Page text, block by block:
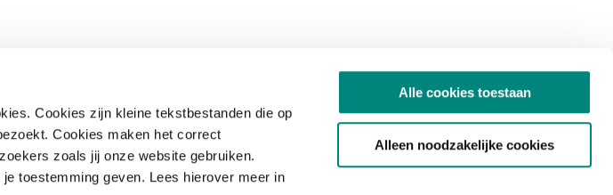
Cookies zijn kleine tekstbestanden die op
Cookies maken het correct
zoals jij onze website gebruiken.
toestemming geven. Lees hierover meer in
Alle cookies toestaan
Alleen noodzakelijke cookies